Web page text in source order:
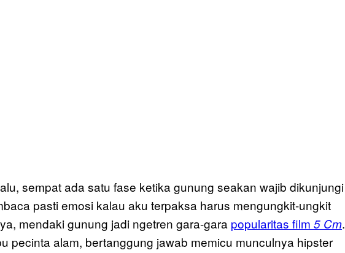
sempat ada satu fase ketika gunung seakan wajib dikunjungi
pasti emosi kalau aku terpaksa harus mengungkit-ungkit
mendaki gunung jadi ngetren gara-gara popularitas film 5 Cm.
pecinta alam, bertanggung jawab memicu munculnya hipster